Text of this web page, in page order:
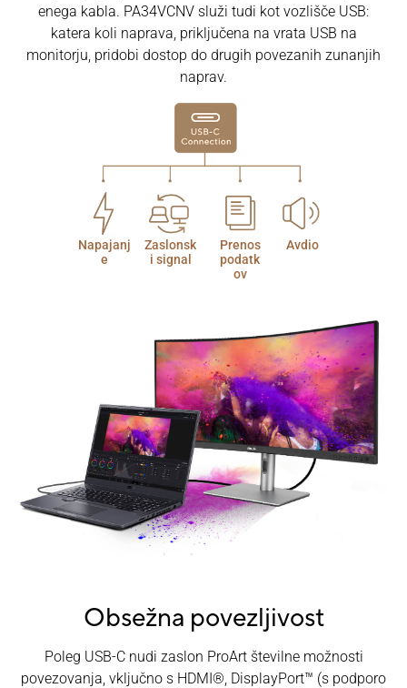
enega kabla. PA34VCNV služi tudi kot vozlišče USB:
katera koli naprava, priključena na vrata USB na
monitorju, pridobi dostop do drugih povezanih zunanjih
naprav.
Napajanj
e
Zaslonsk
i signal
Prenos
podatk
ov
Avdio
Obsežna povezljivost
Poleg USB-C nudi zaslon ProArt številne možnosti
povezovanja, vključno s HDMI®, DisplayPort™ (s podporo